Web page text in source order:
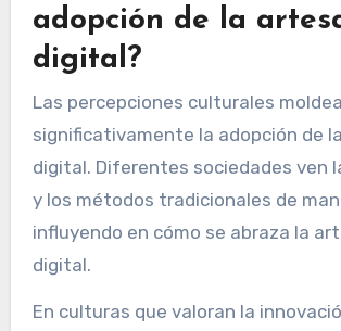
adopción de la
digital?
Las percepciones culturales
significativamente la adopción de
digital. Diferentes sociedades ven
y los métodos tradicionales de
influyendo en cómo se abraza la
digital.
En culturas que valoran la